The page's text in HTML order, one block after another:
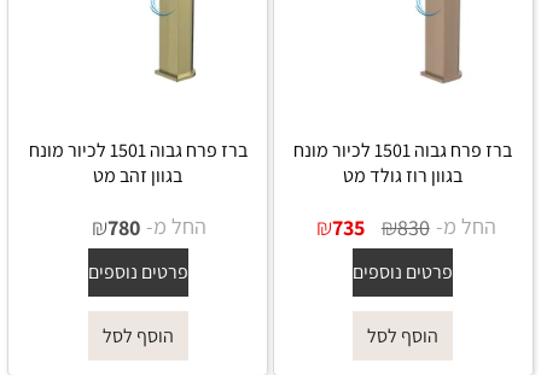
ברז פרח גבוה 1501 לכיור מונח
בגוון רוז גולד מט
החל מ- ₪830
₪735
פרטים נוספים
הוסף לסל
ברז פרח גבוה 1501 לכיור מונח
בגוון זהב מט
החל מ- ₪780
פרטים נוספים
הוסף לסל